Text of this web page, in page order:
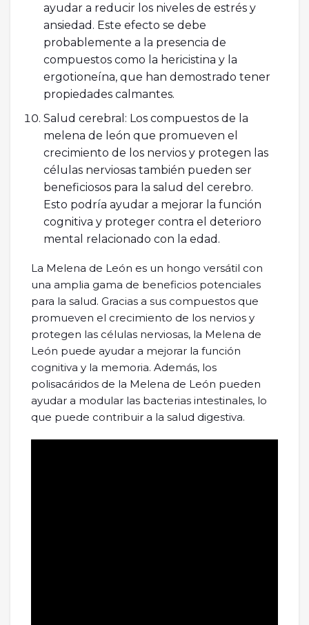
ayudar a reducir los niveles de estrés y
ansiedad. Este efecto se debe
probablemente a la presencia de
compuestos como la hericistina y la
ergotioneína, que han demostrado tener
propiedades calmantes.
Salud cerebral: Los compuestos de la
melena de león que promueven el
crecimiento de los nervios y protegen las
células nerviosas también pueden ser
beneficiosos para la salud del cerebro.
Esto podría ayudar a mejorar la función
cognitiva y proteger contra el deterioro
mental relacionado con la edad.
La Melena de León es un hongo versátil con
una amplia gama de beneficios potenciales
para la salud. Gracias a sus compuestos que
promueven el crecimiento de los nervios y
protegen las células nerviosas, la Melena de
León puede ayudar a mejorar la función
cognitiva y la memoria. Además, los
polisacáridos de la Melena de León pueden
ayudar a modular las bacterias intestinales, lo
que puede contribuir a la salud digestiva.